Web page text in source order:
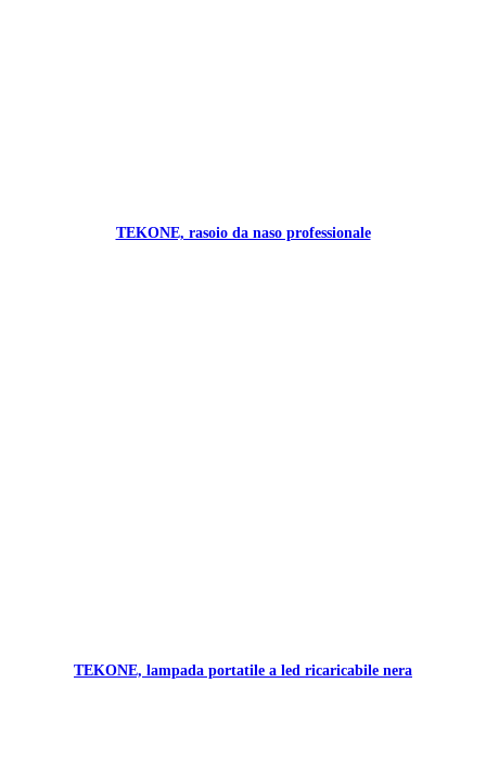
TEKONE, rasoio da naso professionale
TEKONE, lampada portatile a led ricaricabile nera